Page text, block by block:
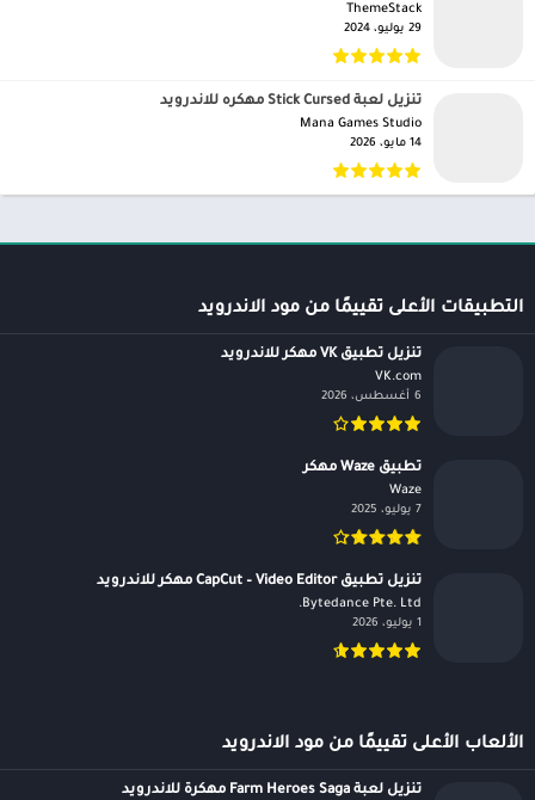
ThemeStack‏
29 يوليو، 2024
تنزيل لعبة Stick Cursed مهكره للاندرويد
Mana Games Studio‏
14 مايو، 2026
التطبيقات الأعلى تقييمًا من مود الاندرويد
تنزيل تطبيق VK مهكر للاندرويد
VK.com‏
6 أغسطس، 2026
تطبيق Waze مهكر
Waze‏
7 يوليو، 2025
تنزيل تطبيق CapCut – Video Editor مهكر للاندرويد
Bytedance Pte. Ltd.‏
1 يوليو، 2026
الألعاب الأعلى تقييمًا من مود الاندرويد
تنزيل لعبة Farm Heroes Saga مهكرة للاندرويد